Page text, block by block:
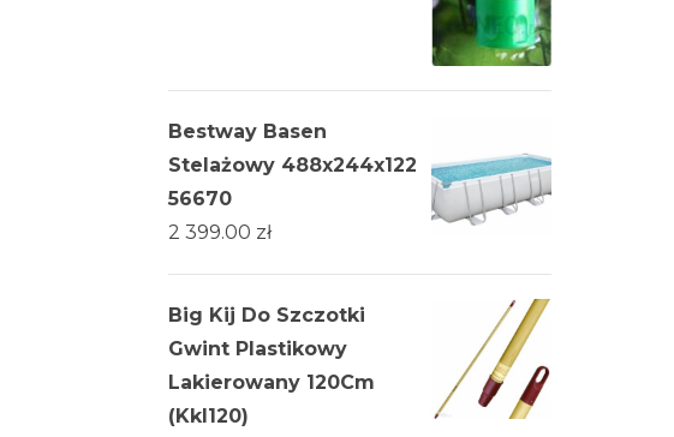
Bestway Basen
Stelażowy 488x244x122
56670
2 399.00 zł
Big Kij Do Szczotki
Gwint Plastikowy
Lakierowany 120Cm
(Kkl120)